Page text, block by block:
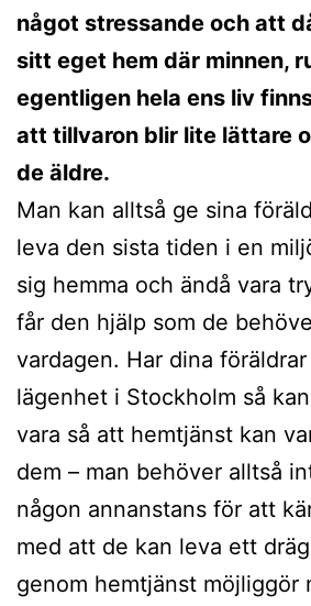
något stressande och att
sitt eget hem där minnen,
egentligen hela ens liv
att tillvaron blir lite lättare
de äldre.
Man kan alltså ge sina
leva den sista tiden i en
sig hemma och ändå vara
får den hjälp som de
vardagen. Har dina
lägenhet i Stockholm så
vara så att hemtjänst kan
dem – man behöver alltså
någon annanstans för att
med att de kan leva ett
genom hemtjänst möjliggör